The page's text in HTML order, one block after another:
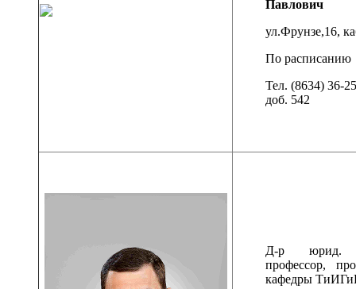
Павлович
ул.Фрунзе,16,
По расписанию
Тел. (8634) 36-
доб. 542
Д-р юрид.
профессор,
кафедры